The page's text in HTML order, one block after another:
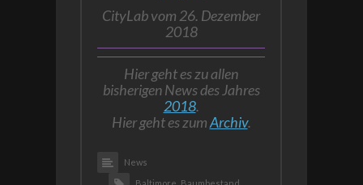
CityLab vom 26. Dezember
2018
Hier geht es zu allen
bisherigen News des Jahres
2018.
Hier geht es zumArchiv.
News